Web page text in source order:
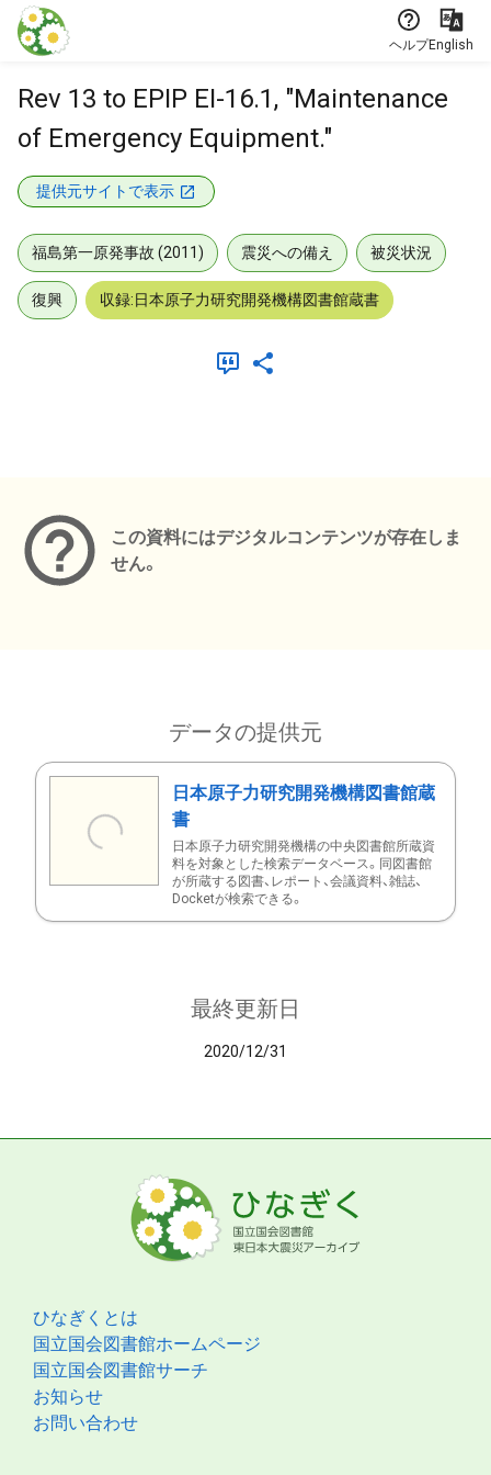
本文に飛ぶ
ヘルプEnglish
Rev 13 to EPIP EI-16.1, "Maintenance
of Emergency Equipment."
提供元サイトで表示
福島第一原発事故 (2011) 震災への備え 被災状況
復興 収録:日本原子力研究開発機構図書館蔵書
この資料にはデジタルコンテンツが存在しま
せん。
データの提供元
日本原子力研究開発機構図書館蔵
書
日本原子力研究開発機構の中央図書館所蔵資
料を対象とした検索データベース。同図書館
が所蔵する図書、レポート、会議資料、雑誌、
Docketが検索できる。
最終更新日
2020/12/31
ひなぎくとは
国立国会図書館ホームページ
国立国会図書館サーチ
お知らせ
お問い合わせ